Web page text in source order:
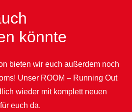
könnte
bieten wir euch außerdem noch
Unser ROOM – Running Out
wieder mit komplett neuen
euch da.